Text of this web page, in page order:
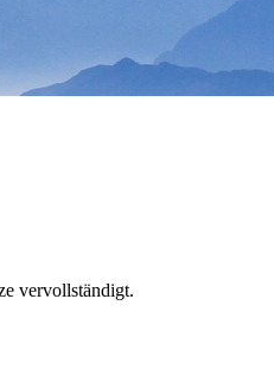
vervollständigt.